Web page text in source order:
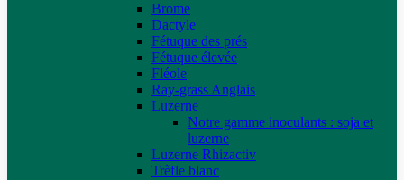
Brome
Dactyle
Fétuque des prés
Fétuque élevée
Fléole
Ray-grass Anglais
Luzerne
Notre gamme inoculants : soja et
luzerne
Luzerne Rhizactiv
Trèfle blanc